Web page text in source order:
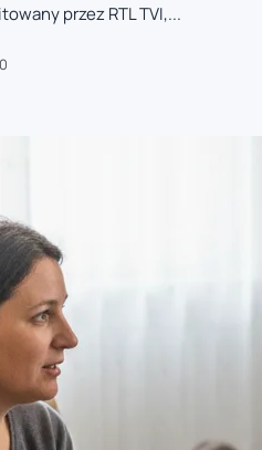
przez RTL TVI,...
0